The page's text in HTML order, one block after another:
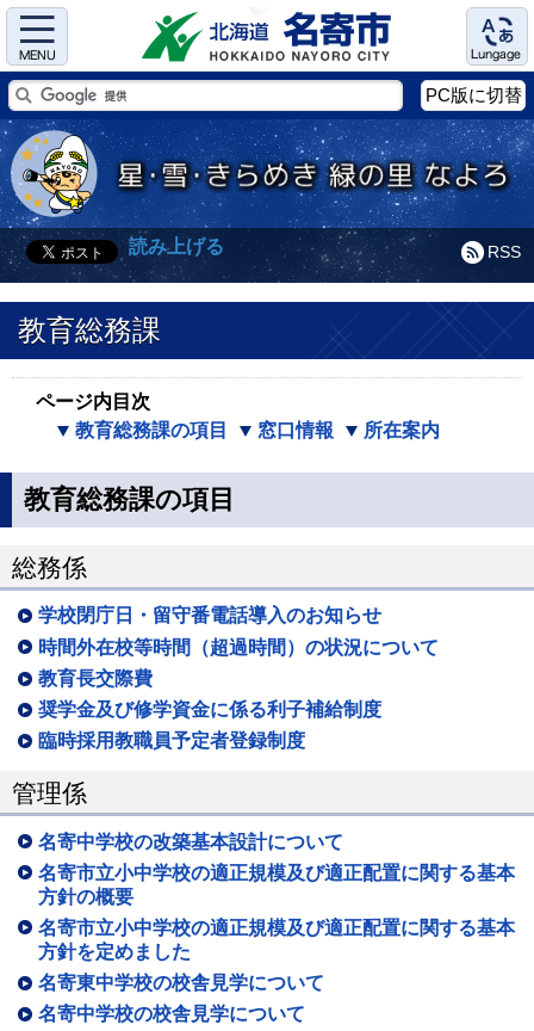
Menu Language
PC版に切替
RSS
読み上げる
教育総務課
ページ内目次
教育総務課の項目
窓口情報 所在案内
教育総務課の項目
総務係
学校閉庁日・留守番電話導入のお知らせ
時間外在校等時間（超過時間）の状況について
教育長交際費
奨学金及び修学資金に係る利子補給制度
臨時採用教職員予定者登録制度
管理係
名寄中学校の改築基本設計について
名寄市立小中学校の適正規模及び適正配置に関する基本
方針の概要
名寄市立小中学校の適正規模及び適正配置に関する基本
方針を定めました
名寄東中学校の校舎見学について
名寄中学校の校舎見学について